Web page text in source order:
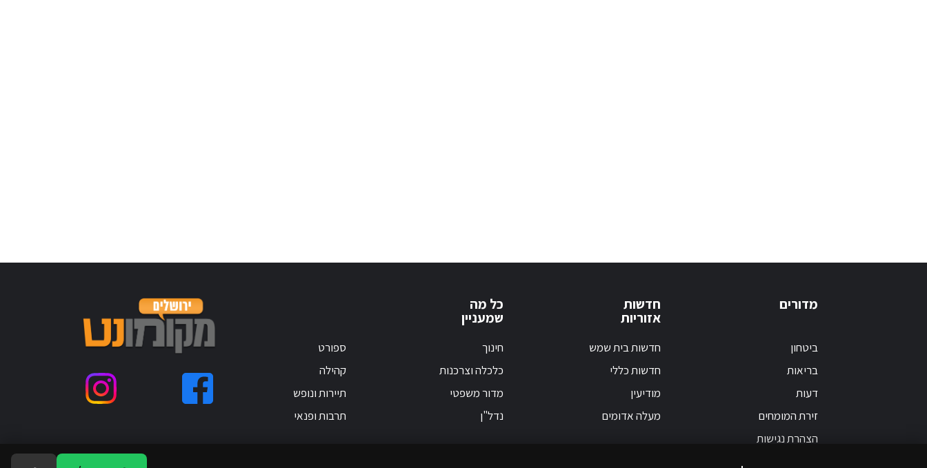
מדורים
ביטחון
בריאות
דעות
זירת המומחים
הצהרת נגישות
חדשות
אזוריות
חדשות בית שמש
חדשות כללי
מודיעין
מעלה אדומים
כל מה
שמעניין
חינוך
כלכלה וצרכנות
מדור משפטי
נדל"ן
ספורט
קהילה
תיירות ונופש
תרבות ופנאי